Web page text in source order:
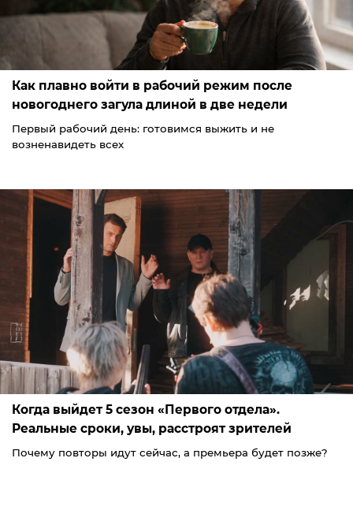
Как плавно войти в рабочий режим после
новогоднего загула длиной в две недели
Первый рабочий день: готовимся выжить и не
возненавидеть всех
Когда выйдет 5 сезон «Первого отдела».
Реальные сроки, увы, расстроят зрителей
Почему повторы идут сейчас, а премьера будет позже?